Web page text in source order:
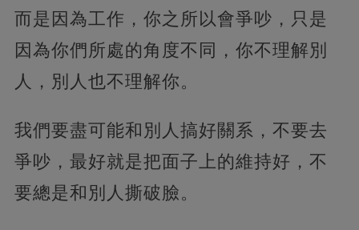
而是因為工作，你之所以會爭吵，只是
因為你們所處的角度不同，你不理解別
人，別人也不理解你。
我們要盡可能和別人搞好關系，不要去
爭吵，最好就是把面子上的維持好，不
要總是和別人撕破臉。